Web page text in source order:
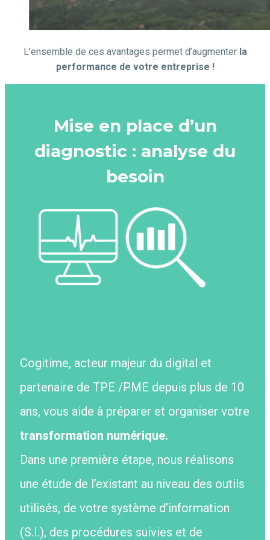
L’ensemble de ces avantages permet d’augmenter la
performance de votre entreprise !
Mise en place d’un
diagnostic : analyse du
besoin
Cogitime, acteur majeur du digital et
partenaire de TPE /PME depuis plus de 10
ans, vous aide à préparer et organiser votre
transformation numérique.
Dans une première étape, nous réalisons
une étude de l’existant au niveau des outils
utilisés, de votre système d’information
(S.I.), des procédures suivies et de